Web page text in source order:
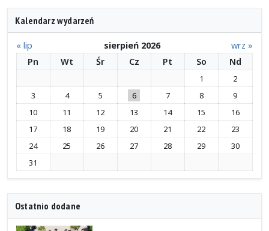
Kalendarz wydarzeń
« lip sierpień 2026
wrz »
Pn
Wt Śr Cz Pt So Nd
1
2
3
4 5 6 7 8
9
10
11 12 13 14 15
16
17
18 19 20 21 22
23
24
25 26 27 28 29
30
31
Ostatnio dodane